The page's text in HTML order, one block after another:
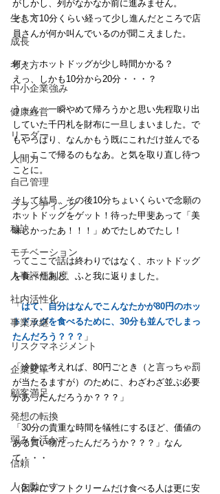
生き方
成長
考え方
中小企業強み
健康経営
リーダー
人間力
自己管理
ブランディング
秘訣
モチベーション
人事評価制度
社内活性化
事業承継
リスクマネジメント
企業変革
顧客満足
発想の転換
弱みを活かす
信頼
人を動かす
がしかし、列がなかなか前に進みません。
そして10分くらい経って少し進んだところで店
員さんが何か叫んでいるのが聞こえました。
何々、ホットドッグが少し時間かかる？
えっ、しかも10分から20分・・・？
う～ん、一瞬やめて帰ろうかと思い先程取り出
していた千円札を財布に一旦しまいました。で
もやっぱり、なんかもう既にこれだけ並んでる
し、ここで帰るのもなあ。と気を取り直し待つ
ことに。
そして結局、その後10分ちょいくらいで念願の
ホットドッグをゲット！待った甲斐あって「美
味しかったあ！！！」めでたしめでたし！
ってここで話は終わりではなく、ホットドッグ
を食べたあと、ふと我に返りました。
「はて、自分はなんでこんなたかが80円のホッ
トドッグを食べるために、30分も並んでしまっ
たんだろう？？？ 」
「冷静に考えれば、80円ごとき（と言っちゃ罰
が当たるますが）のために、わざわざ並ぶ必要
があったんだろうか？？？」
「30分の貴重な時間を犠牲にするほど、価値の
ある買い物だったんだろうか？？？」なん
て・・・
（因みにソフトクリームだけ食べる人は更に安